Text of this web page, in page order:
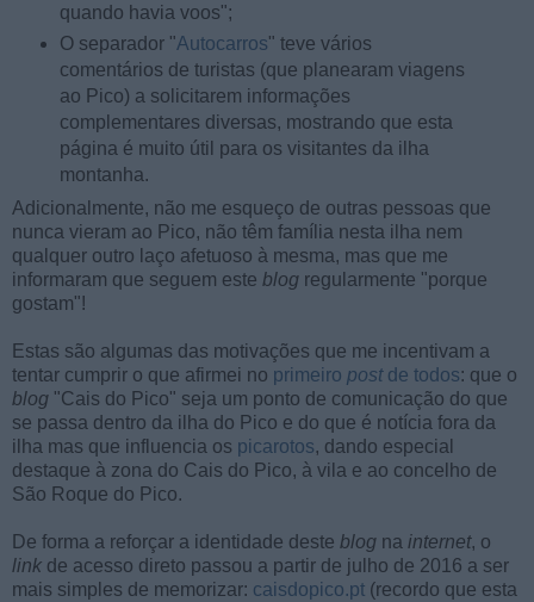
quando havia voos";
O separador "Autocarros" teve vários
comentários de turistas (que planearam viagens
ao Pico) a solicitarem informações
complementares diversas, mostrando que esta
página é muito útil para os visitantes da ilha
montanha.
Adicionalmente, não me esqueço de outras pessoas que
nunca vieram ao Pico, não têm família nesta ilha nem
qualquer outro laço afetuoso à mesma, mas que me
informaram que seguem este blog regularmente "porque
gostam"!
Estas são algumas das motivações que me incentivam a
tentar cumprir o que afirmei no primeiro postde todos: que o
blog "Cais do Pico" seja um ponto de comunicação do que
se passa dentro da ilha do Pico e do que é notícia fora da
ilha mas que influencia os picarotos, dando especial
destaque à zona do Cais do Pico, à vila e ao concelho de
São Roque do Pico.
De forma a reforçar a identidade deste blog na internet, o
link de acesso direto passou a partir de julho de 2016 a ser
mais simples de memorizar: caisdopico.pt (recordo que esta